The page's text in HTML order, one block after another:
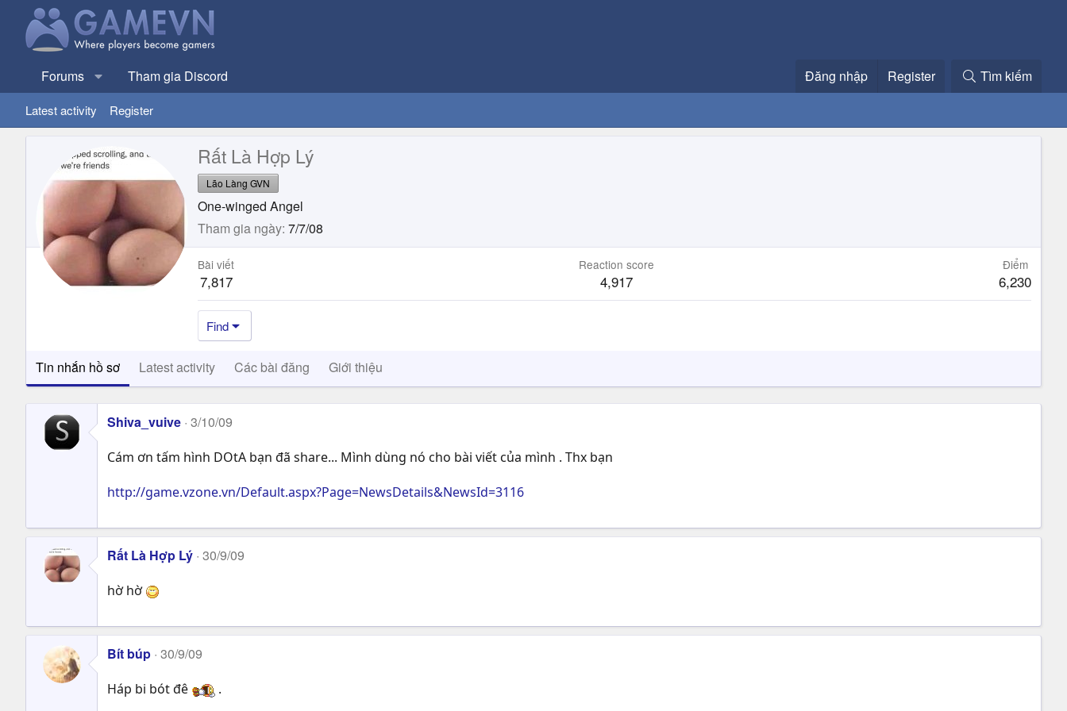
Forums Tham gia Discord Đăng nhập Register Tìm kiếm
Latest activity Register
Rất Là Hợp Lý
Lão Làng GVN
One-winged Angel
Tham gia ngày 7/7/08
Bài viết
7,817
Reaction score
4,917
Điểm
6,230
Find
Tin nhắn hồ sơ Latest activity Các bài đăng Giới thiệu
Shiva_vuive 3/10/09
Cám ơn tấm hình DOtA bạn đã share... Mình dùng nó cho bài viết của mình . Thx bạn
http://game.vzone.vn/Default.aspx?Page=NewsDetails&NewsId=3116
Rất Là Hợp Lý 30/9/09
hờ hờ
Bít búp 30/9/09
Háp bi bót đê .